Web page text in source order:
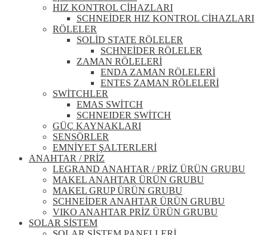
HIZ KONTROL CİHAZLARI
SCHNEİDER HIZ KONTROL CİHAZLARI
RÖLELER
SOLİD STATE RÖLELER
SCHNEİDER RÖLELER
ZAMAN RÖLELERİ
ENDA ZAMAN RÖLELERİ
ENTES ZAMAN RÖLELERİ
SWİTCHLER
EMAS SWİTCH
SCHNEIDER SWİTCH
GÜÇ KAYNAKLARI
SENSÖRLER
EMNİYET ŞALTERLERİ
ANAHTAR / PRİZ
LEGRAND ANAHTAR / PRİZ ÜRÜN GRUBU
MAKEL ANAHTAR ÜRÜN GRUBU
MAKEL GRUP ÜRÜN GRUBU
SCHNEİDER ANAHTAR ÜRÜN GRUBU
VIKO ANAHTAR PRİZ ÜRÜN GRUBU
SOLAR SİSTEM